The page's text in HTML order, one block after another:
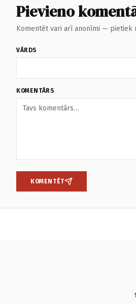
Pievieno
Komentēt vari arī anonīmi — pietiek
VĀRDS
KOMENTĀRS
KOMENTĒT